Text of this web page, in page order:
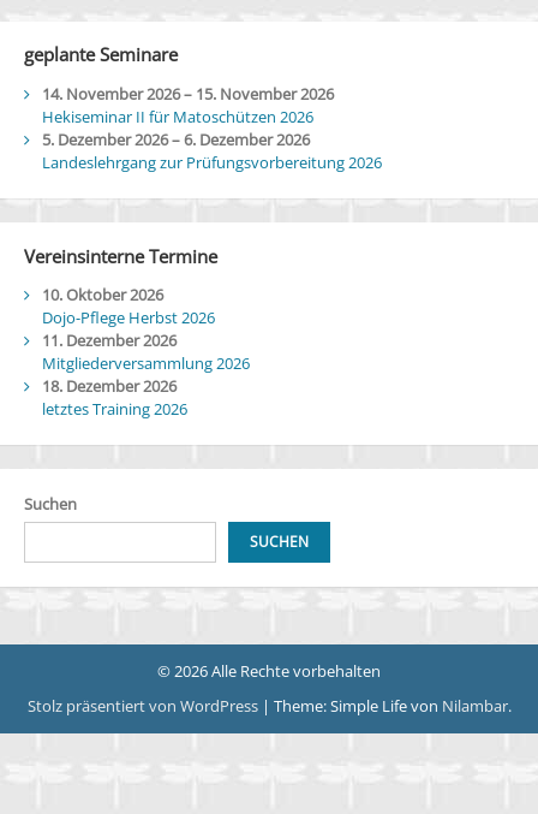
geplante Seminare
14. November 2026– 15. November 2026
Hekiseminar II für Matoschützen 2026
5. Dezember 2026–6. Dezember 2026
Landeslehrgang zur Prüfungsvorbereitung 2026
Vereinsinterne Termine
10. Oktober 2026
Dojo-Pflege Herbst 2026
11. Dezember 2026
Mitgliederversammlung 2026
18. Dezember 2026
letztes Training 2026
Suchen
SUCHEN
© 2026 Alle Rechte vorbehalten
Stolz präsentiert von WordPress | Theme: Simple Life von Nilambar.